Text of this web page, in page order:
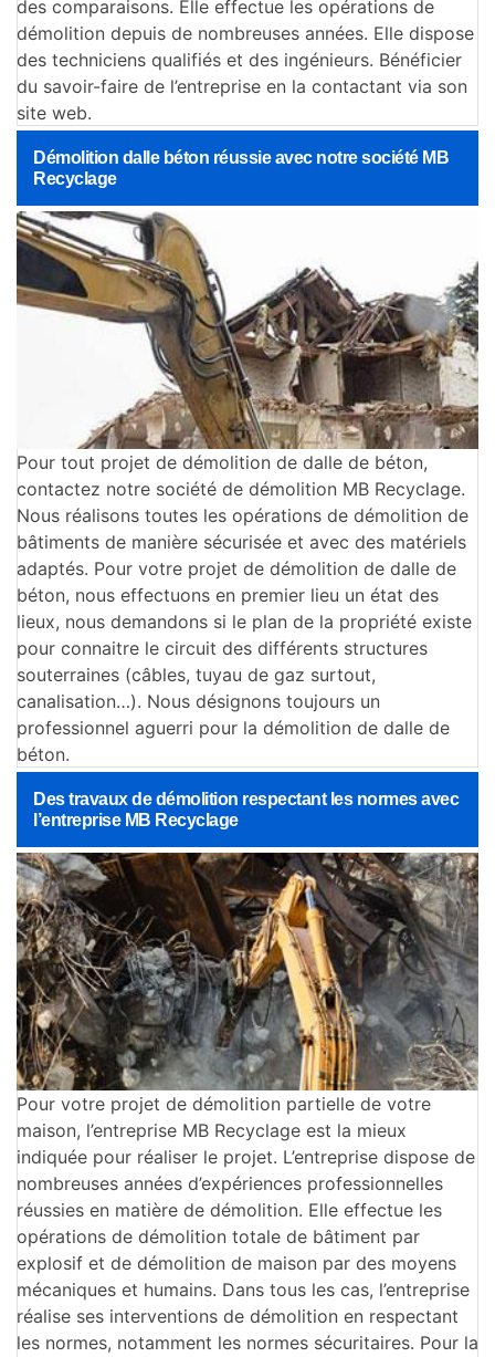
des comparaisons. Elle effectue les opérations de
démolition depuis de nombreuses années. Elle dispose
des techniciens qualifiés et des ingénieurs. Bénéficier
du savoir-faire de l’entreprise en la contactant via son
site web.
Démolition dalle béton réussie avec notre société MB
Recyclage
Pour tout projet de démolition de dalle de béton,
contactez notre société de démolition MB Recyclage.
Nous réalisons toutes les opérations de démolition de
bâtiments de manière sécurisée et avec des matériels
adaptés. Pour votre projet de démolition de dalle de
béton, nous effectuons en premier lieu un état des
lieux, nous demandons si le plan de la propriété existe
pour connaitre le circuit des différents structures
souterraines (câbles, tuyau de gaz surtout,
canalisation…). Nous désignons toujours un
professionnel aguerri pour la démolition de dalle de
béton.
Des travaux de démolition respectant les normes avec
l’entreprise MB Recyclage
Pour votre projet de démolition partielle de votre
maison, l’entreprise MB Recyclage est la mieux
indiquée pour réaliser le projet. L’entreprise dispose de
nombreuses années d’expériences professionnelles
réussies en matière de démolition. Elle effectue les
opérations de démolition totale de bâtiment par
explosif et de démolition de maison par des moyens
mécaniques et humains. Dans tous les cas, l’entreprise
réalise ses interventions de démolition en respectant
les normes, notamment les normes sécuritaires. Pour la